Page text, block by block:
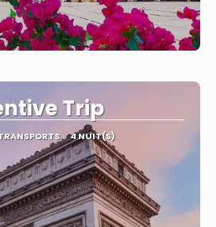
Trip
4 NUIT(S)